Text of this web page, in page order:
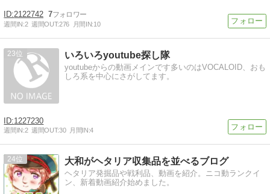
2122742 7
週間IN:2 週間OUT:276 月間IN:10
23 いろいろyoutube探し隊
youtubeからの動画メインです多いのはVOCALOID、おも
しろ系を中心にさがしてます。
1227230
週間IN:2 週間OUT:30 月間IN:4
24 大和がヘタリア収集品を並べるブログ
ヘタリア発掘品や戦利品、動画を紹介。ニコ動ランクイ
ン、新着動画紹介始めました。